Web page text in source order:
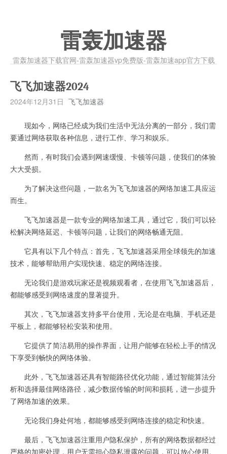
雷轰加速器
雷轰加速器下载官网-雷轰加速器vp免费版-雷轰加速app官方下载
飞飞加速器2024
2024年12月31日 飞飞加速器
现如今，网络已经成为我们生活中无法分离的一部分，我们需
要通过网络获取各种信息，进行工作、学习和娱乐。
然而，有时我们会遇到网速缓慢、卡顿等问题，使我们的体验
大大受损。
为了解决这些问题，一款名为飞飞加速器的网络加速工具应运
而生。
飞飞加速器是一款专业的网络加速工具，通过它，我们可以轻
松解决网络延迟、卡顿等问题，让我们的网络畅通无阻。
它具有以下几个特点：首先，飞飞加速器采用全球领先的加速
技术，能够帮助用户实现快速、稳定的网络连接。
无论我们是游戏玩家还是视频观看者，在使用飞飞加速器后，
都能够感受到网络速度的显著提升。
其次，飞飞加速器支持多平台使用，无论是在电脑、手机还是
平板上，都能够轻松安装和使用。
它提供了简洁易用的操作界面，让用户能够在轻松上手的情况
下享受到畅快的网络体验。
此外，飞飞加速器还具有智能路径优化功能，通过智能算法分
析和选择最佳网络路径，减少数据传输的时间和损耗，进一步提升
了网络加速的效果。
无论我们身处何地，都能够感受到网络连接的稳定和快速。
最后，飞飞加速器注重用户隐私保护，所有的网络数据都经过
严格的加密处理，用户无需担心隐私泄露的问题，可以放心使用。